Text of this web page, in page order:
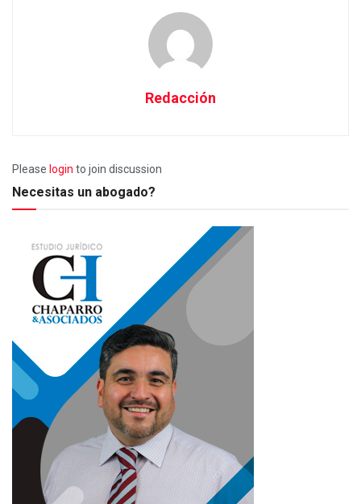
Redacción
Please login to join discussion
Necesitas un abogado?